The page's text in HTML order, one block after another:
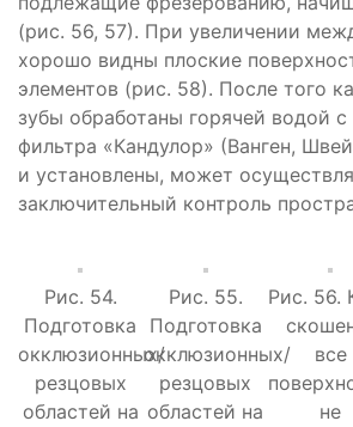
(рис. 56, 57). При увеличении
хорошо видны плоские
элементов (рис. 58). После того
зубы обработаны горячей водой
фильтра «Кандулор» (Ванген,
и установлены, может
заключительный контроль
Рис. 54.
Подготовка
окклюзионных/
резцовых
областей на
Рис. 55.
Подготовка
окклюзионных/
резцовых
областей на
Рис. 56.
все
не